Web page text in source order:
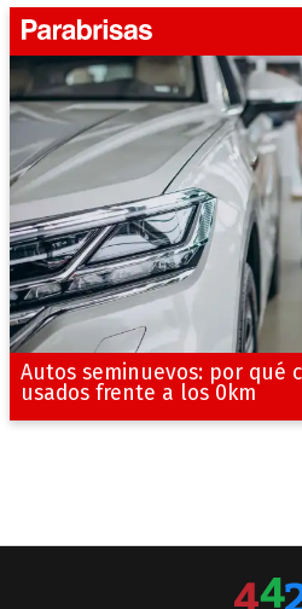
Autos seminuevos: por qué
usados frente a los 0km